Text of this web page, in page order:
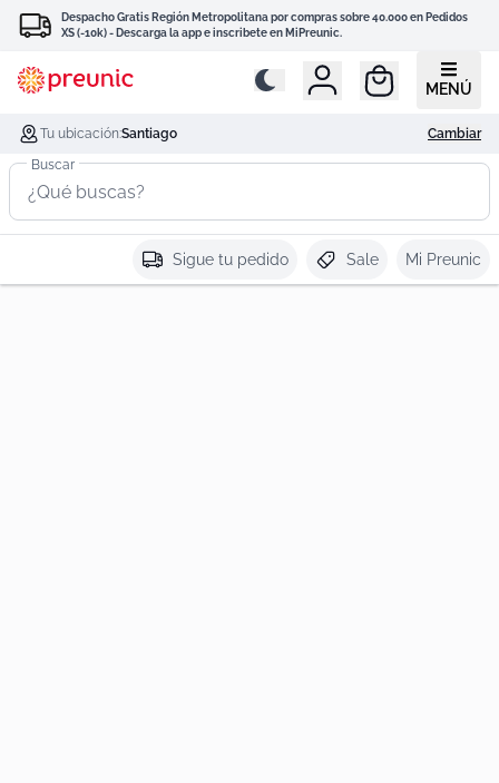
Despacho Gratis Región Metropolitana por compras sobre 40.000 en Pedidos
XS (-10k) - Descarga la app e inscribete en MiPreunic.
MENÚ
Tu ubicación:Santiago
Cambiar
Buscar
Sigue tu pedido Sale Mi Preunic